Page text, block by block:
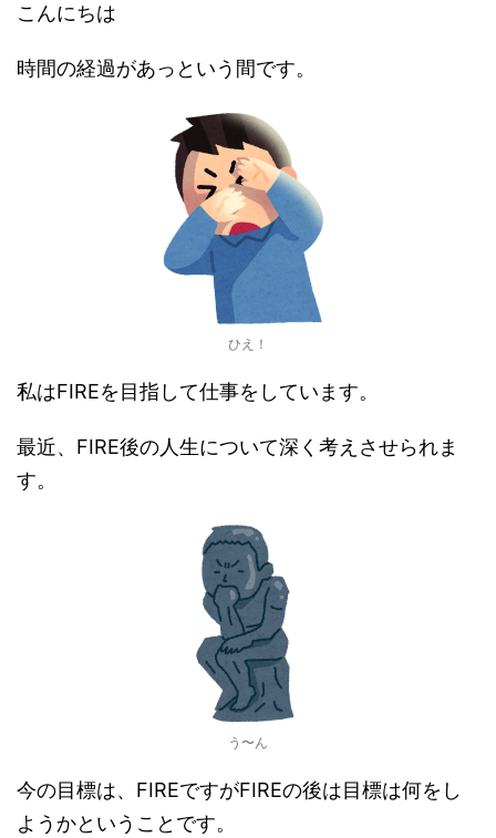
こんにちは
時間の経過があっという間です。
ひえ！
私はFIREを目指して仕事をしています。
最近、FIRE後の人生について深く考えさせられま
す。
う〜ん
今の目標は、FIREですがFIREの後は目標は何をし
ようかということです。